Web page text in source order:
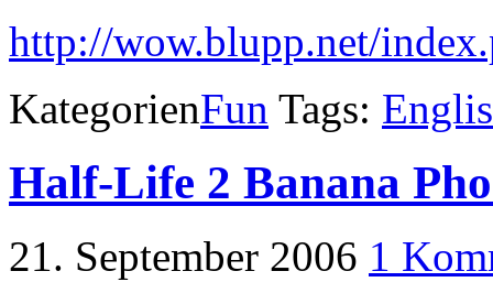
http://wow.blupp.net/
KategorienFun Tags:
Half-Life 2 Banana
21. September 2006 1